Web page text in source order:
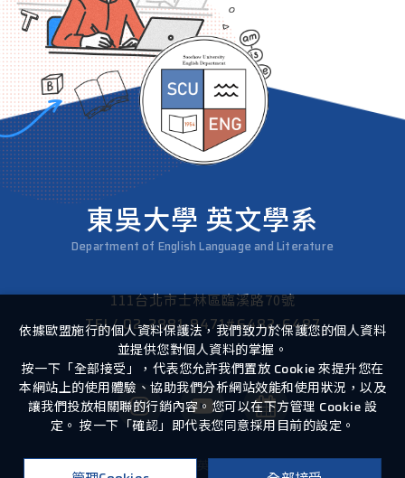
東吳大學 英文學系
Department of English Language and Literature
111台北市士林區臨溪路70號
TEL/ 02-2881-9471#6482-6487
Copyright ©2026東吳大學英文學系All Rights Reserved.
依據歐盟施行的個人資料保護法，我們致力於保護您的個人資料
並提供您對個人資料的掌握。
按一下「全部接受」，代表您允許我們置放 Cookie 來提升您在
本網站上的使用體驗、協助我們分析網站效能和使用狀況，以及
讓我們投放相關聯的行銷內容。您可以在下方管理 Cookie 設
定。 按一下「確認」即代表您同意採用目前的設定。